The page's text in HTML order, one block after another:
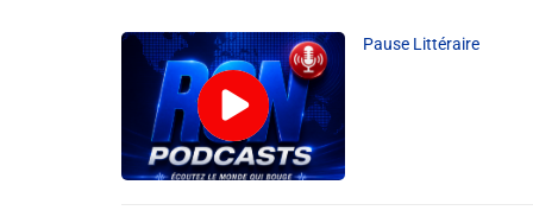
Météo Nice
Pause Littéraire